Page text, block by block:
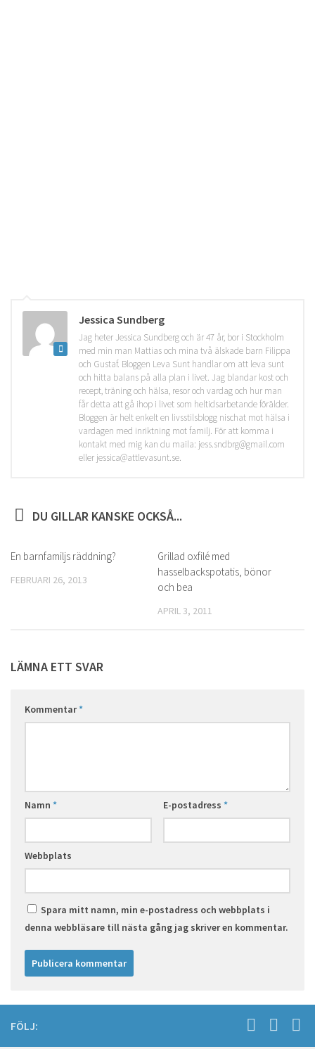
Jessica Sundberg
Jag heter Jessica Sundberg och är 47 år, bor i Stockholm
med min man Mattias och mina två älskade barn Filippa
och Gustaf. Bloggen Leva Sunt handlar om att leva sunt
och hitta balans på alla plan i livet. Jag blandar kost och
recept, träning och hälsa, resor och vardag och hur man
får detta att gå ihop i livet som heltidsarbetande förälder.
Bloggen är helt enkelt en livsstilsblogg nischat mot hälsa i
vardagen med inriktning mot familj. För att komma i
kontakt med mig kan du maila: jess.sndbrg@gmail.com
eller jessica@attlevasunt.se.
DU GILLAR KANSKE OCKSÅ...
En barnfamiljs räddning?
FEBRUARI 26, 2013
Grillad oxfilé med
hasselbackspotatis, bönor
och bea
APRIL 3, 2011
LÄMNA ETT SVAR
Kommentar*
Namn * E-postadress *
Webbplats
Spara mitt namn, min e-postadress och webbplats i
denna webbläsare till nästa gång jag skriver en kommentar.
FÖLJ: